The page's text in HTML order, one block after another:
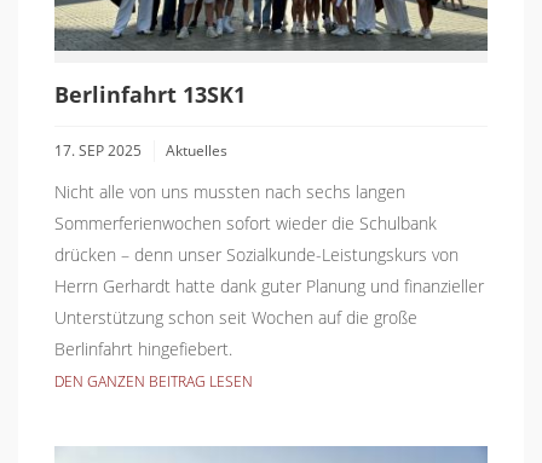
Berlinfahrt 13SK1
17. SEP 2025 Aktuelles
Nicht alle von uns mussten nach sechs langen
Sommerferienwochen sofort wieder die Schulbank
drücken – denn unser Sozialkunde-Leistungskurs von
Herrn Gerhardt hatte dank guter Planung und finanzieller
Unterstützung schon seit Wochen auf die große
Berlinfahrt hingefiebert.
DEN GANZEN BEITRAG LESEN